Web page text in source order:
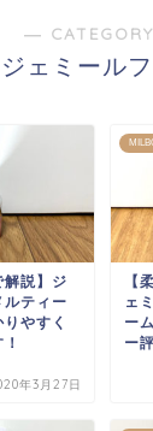
―
ジェミール
解説】ジ
ティー
やすく
年3月27日
【
ェ
ー
ー